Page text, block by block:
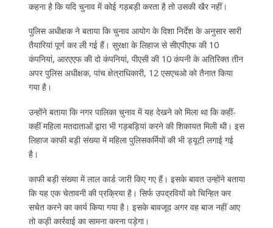
कहना है कि यदि चुनाव में कोई गड़बड़ी करता है तो उसकी खैर नहीं।
पुलिस अधीक्षक ने बताया कि चुनाव आयोग के दिशा निर्देश के अनुसार सारी
तैयारियां पूर्ण कर ली गई हैं। सुरक्षा के लिहाज से सीएपीएफ की 10
कंपनियां, आरएएफ की दो कंपनियां, पीएसी की 10 कंपनी के अतिरिक्त तीन
अपर पुलिस अधीक्षक, पांच क्षेत्राधिकारी, 12 एसएचओ को तैनात किया
गया है।
उन्होंने बताया कि नगर पालिका चुनाव में यह देखने को मिला था कि कहीं-
कहीं महिला मतदाताओं द्वारा भी गड़बड़ियां करने की शिकायत मिली थी। इस
लिहाज काफी बड़ी संख्या में महिला पुलिसकर्मियों की भी ड्यूटी लगाई गई
है।
काफी बड़ी संख्या में लाल कार्ड जारी किए गए हैं। इसके बावत उन्होंने बताया
कि यह एक चेतावनी की प्रक्रिया है। सिर्फ उपद्रवियों को चिन्हित कर
सचेत करने का कार्य किया गया है। इसके बावजूद अगर वह बाज नहीं आए
तो कड़ी कार्रवाई का सामना करना पड़ेगा।